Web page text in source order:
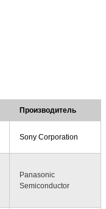
Производитель
Sony Corporation
Panasonic
Semiconductor